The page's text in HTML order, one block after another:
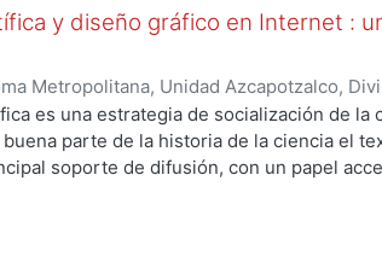
y diseño gráfico en Internet :
Metropolitana, Unidad Azcapotzalco,
Departamento de Evaluación del Diseño
Rodrigo
es una estrategia de socialización de la
parte de la historia de la ciencia el
soporte de difusión, con un papel